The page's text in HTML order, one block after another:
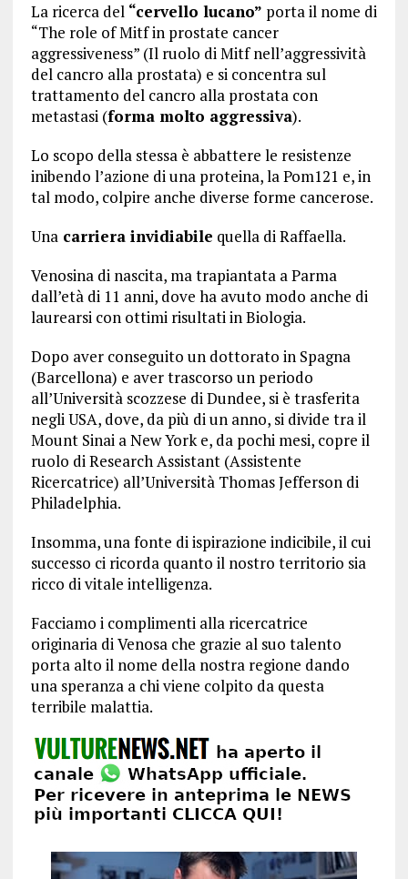
La ricerca del “cervello lucano” porta il nome di
“The role of Mitf in prostate cancer
aggressiveness” (Il ruolo di Mitf nell’aggressività
del cancro alla prostata) e si concentra sul
trattamento del cancro alla prostata con
metastasi (forma molto aggressiva).
Lo scopo della stessa è abbattere le resistenze
inibendo l’azione di una proteina, la Pom121 e, in
tal modo, colpire anche diverse forme cancerose.
Unacarriera invidiabile quella di Raffaella.
Venosina di nascita, ma trapiantata a Parma
dall’età di 11 anni, dove ha avuto modo anche di
laurearsi con ottimi risultati in Biologia.
Dopo aver conseguito un dottorato in Spagna
(Barcellona) e aver trascorso un periodo
all’Università scozzese di Dundee, si è trasferita
negli USA, dove, da più di un anno, si divide tra il
Mount Sinai a New York e, da pochi mesi, copre il
ruolo di Research Assistant (Assistente
Ricercatrice) all’Università Thomas Jefferson di
Philadelphia.
Insomma, una fonte di ispirazione indicibile, il cui
successo ci ricorda quanto il nostro territorio sia
ricco di vitale intelligenza.
Facciamo i complimenti alla ricercatrice
originaria di Venosa che grazie al suo talento
porta alto il nome della nostra regione dando
una speranza a chi viene colpito da questa
terribile malattia.